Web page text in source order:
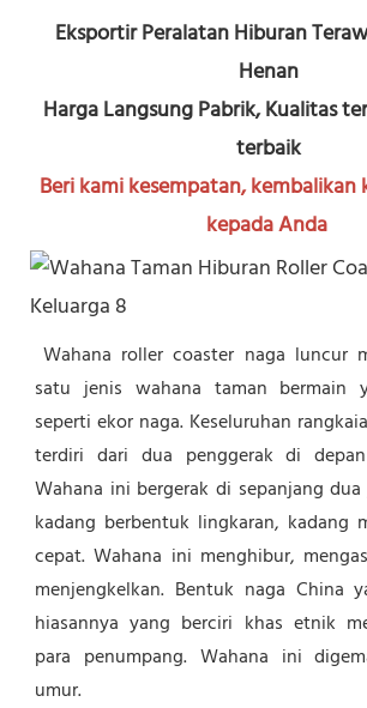
Eksportir Peralatan Hiburan
Henan
Harga Langsung Pabrik, Kualitas
terbaik
Beri kami kesempatan, kembalikan
kepada Anda
Wahana roller coaster naga luncur
satu jenis wahana taman bermain
seperti ekor naga. Keseluruhan
terdiri dari dua penggerak di
Wahana ini bergerak di sepanjang
kadang berbentuk lingkaran, kadang
cepat. Wahana ini menghibur,
menjengkelkan. Bentuk naga China
hiasannya yang berciri khas etnik
para penumpang. Wahana ini
umur.